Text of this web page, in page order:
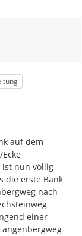
auf dem
ist nun völlig
die erste Bank
nach
einer